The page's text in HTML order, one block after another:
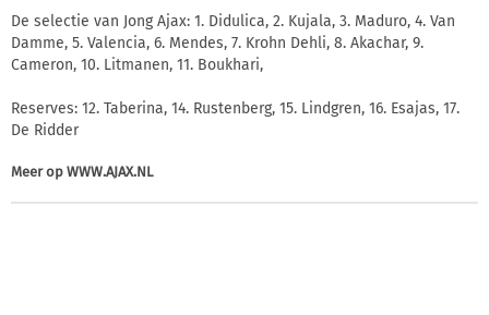
De selectie van Jong Ajax: 1. Didulica, 2. Kujala, 3. Maduro, 4. Van
Damme, 5. Valencia, 6. Mendes, 7. Krohn Dehli, 8. Akachar, 9.
Cameron, 10. Litmanen, 11. Boukhari,
Reserves: 12. Taberina, 14. Rustenberg, 15. Lindgren, 16. Esajas, 17.
De Ridder
Meer op WWW.AJAX.NL